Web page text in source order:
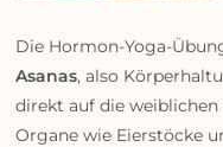
Die Hormon-Yoga-
Asanas, also
direkt auf die
Organe wie Eierstöcke